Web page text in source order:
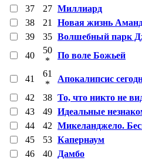
37
27 Миллиард
38
21 Новая жизнь
39
35 Волшебный парк
40
50
*
По воле Божьей
41
61
*
Апокалипсис
42
38 То, что никто не
43
49 Идеальные
44
42 Микеланджело.
45
53 Капернаум
46
40 Дамбо